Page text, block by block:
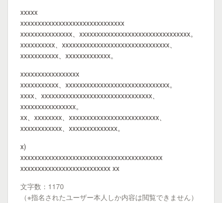
xxxxx
xxxxxxxxxxxxxxxxxxxxxxxxxxxxxx
xxxxxxxxxxxxxxx、xxxxxxxxxxxxxxxxxxxxxxxxxxxxxxxx。
xxxxxxxxxx、xxxxxxxxxxxxxxxxxxxxxxxxxxxxxxx、
xxxxxxxxxxx、xxxxxxxxxxxxx。
xxxxxxxxxxxxxxxxx
xxxxxxxxxxx、xxxxxxxxxxxxxxxxxxxxxxxxxxxxxx。
xxxx、xxxxxxxxxxxxxxxxxxxxxxxxxxxxxxxx、
xxxxxxxxxxxxxxxx。
xx、xxxxxxxx、xxxxxxxxxxxxxxxxxxxxxxxxxx、
xxxxxxxxxxxx、xxxxxxxxxxxxxx。
x)
xxxxxxxxxxxxxxxxxxxxxxxxxxxxxxxxxxxxxxxxx
xxxxxxxxxxxxxxxxxxxxxxxxxx xx
文字数：1170
（※指名されたユーザー本人しか内容は閲覧できません）